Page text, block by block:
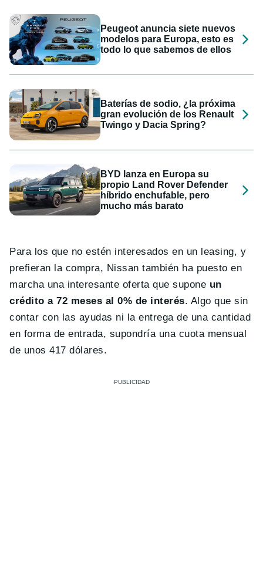
Peugeot anuncia siete nuevos
modelos para Europa, esto es
todo lo que sabemos de ellos
Baterías de sodio, ¿la próxima
gran evolución de los Renault
Twingo y Dacia Spring?
BYD lanza en Europa su
propio Land Rover Defender
híbrido enchufable, pero
mucho más barato
Para los que no estén interesados en un leasing, y
prefieran la compra, Nissan también ha puesto en
marcha una interesante oferta que supone un
crédito a 72 meses al 0% de interés. Algo que sin
contar con las ayudas ni la entrega de una cantidad
en forma de entrada, supondría una cuota mensual
de unos 417 dólares.